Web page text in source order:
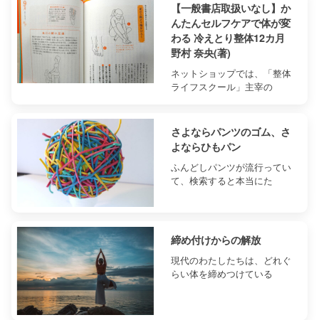
【一般書店取扱いなし】か
んたんセルフケアで体が変
わる 冷えとり整体12カ月
野村 奈央(著)
ネットショップでは、「整体
ライフスクール」主宰の
さよならパンツのゴム、さ
よならひもパン
ふんどしパンツが流行ってい
て、検索すると本当にた
締め付けからの解放
現代のわたしたちは、どれぐ
らい体を締めつけている